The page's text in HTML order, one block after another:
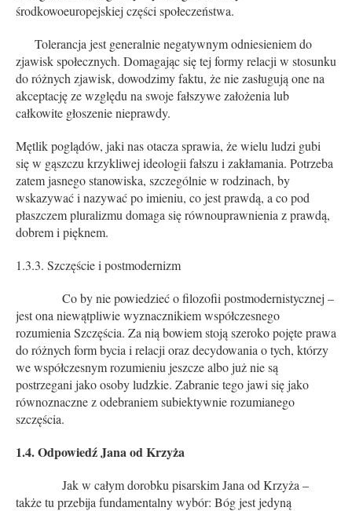
środkowoeuropejskiej części społeczeństwa.
Tolerancja jest generalnie negatywnym odniesieniem do
zjawisk społecznych. Domagając się tej formy relacji w stosunku
do różnych zjawisk, dowodzimy faktu, że nie zasługują one na
akceptację ze względu na swoje fałszywe założenia lub
całkowite głoszenie nieprawdy.
Mętlik poglądów, jaki nas otacza sprawia, że wielu ludzi gubi
się w gąszczu krzykliwej ideologii fałszu i zakłamania. Potrzeba
zatem jasnego stanowiska, szczególnie w rodzinach, by
wskazywać i nazywać po imieniu, co jest prawdą, a co pod
płaszczem pluralizmu domaga się równouprawnienia z prawdą,
dobrem i pięknem.
1.3.3. Szczęście i postmodernizm
Co by nie powiedzieć o filozofii postmodernistycznej –
jest ona niewątpliwie wyznacznikiem współczesnego
rozumienia Szczęścia. Za nią bowiem stoją szeroko pojęte prawa
do różnych form bycia i relacji oraz decydowania o tych, którzy
we współczesnym rozumieniu jeszcze albo już nie są
postrzegani jako osoby ludzkie. Zabranie tego jawi się jako
równoznaczne z odebraniem subiektywnie rozumianego
szczęścia.
1.4. Odpowiedź Jana od Krzyża
Jak w całym dorobku pisarskim Jana od Krzyża –
także tu przebija fundamentalny wybór: Bóg jest jedyną